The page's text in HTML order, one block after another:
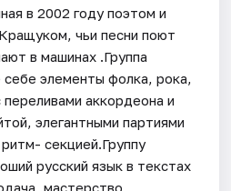
в 2002 году поэтом и
чьи песни поют
в машинах .Группа
элементы фолка, рока,
аккордеона и
элегантными партиями
секцией.Группу
русский язык в текстах
,мастерство